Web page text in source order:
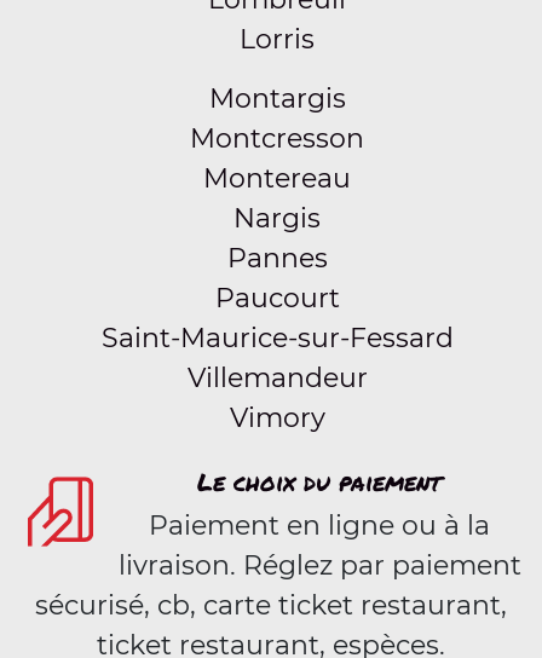
Lorris
Montargis
Montcresson
Montereau
Nargis
Pannes
Paucourt
Saint-Maurice-sur-Fessard
Villemandeur
Vimory
Le choix du paiement
Paiement en ligne ou à la
livraison. Réglez par paiement
sécurisé, cb, carte ticket restaurant,
ticket restaurant, espèces.